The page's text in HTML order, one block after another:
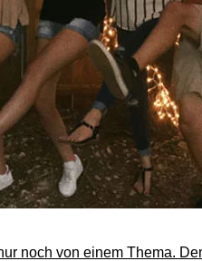
noch von einem Thema.